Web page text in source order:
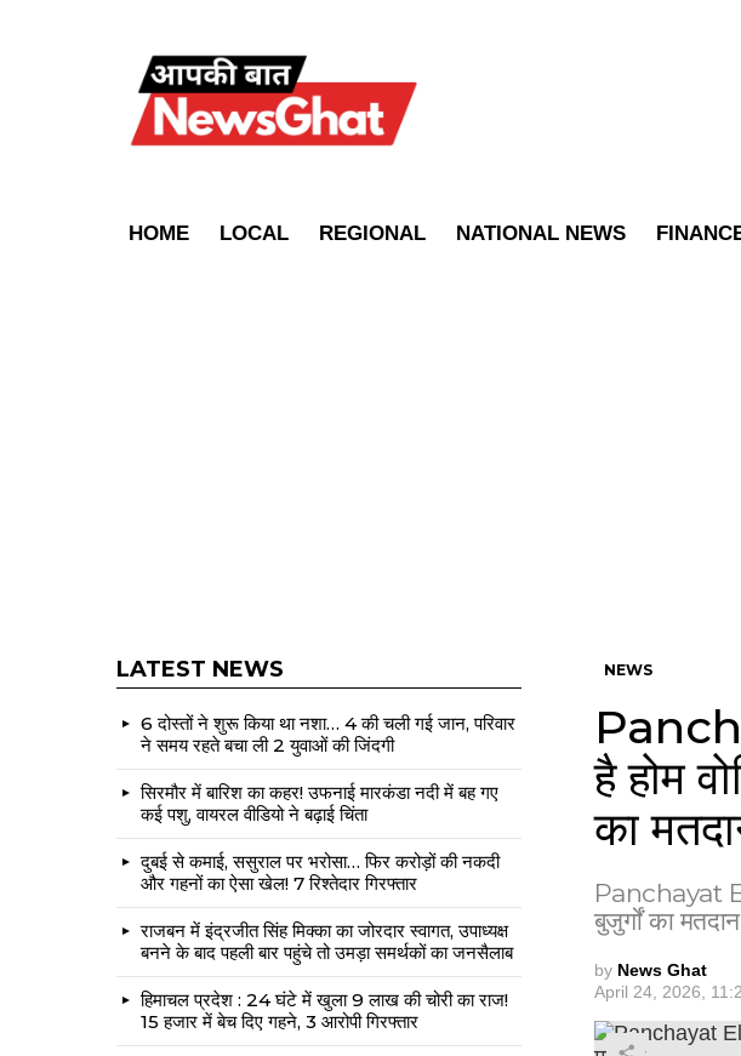
HOME LOCAL REGIONAL NATIONAL NEWS
NEWS
है होम
का
Panchayat
बुजुर्गों का मतदान
by News Ghat
April 24, 2026,
LATEST NEWS
6 दोस्तों ने शुरू किया था नशा… 4 की चली गई जान, परिवार
ने समय रहते बचा ली 2 युवाओं की जिंदगी
सिरमौर में बारिश का कहर! उफनाई मारकंडा नदी में बह गए
कई पशु, वायरल वीडियो ने बढ़ाई चिंता
दुबई से कमाई, ससुराल पर भरोसा… फिर करोड़ों की नकदी
और गहनों का ऐसा खेल! 7 रिश्तेदार गिरफ्तार
राजबन में इंद्रजीत सिंह मिक्का का जोरदार स्वागत, उपाध्यक्ष
बनने के बाद पहली बार पहुंचे तो उमड़ा समर्थकों का जनसैलाब
हिमाचल प्रदेश : 24 घंटे में खुला 9 लाख की चोरी का राज!
15 हजार में बेच दिए गहने, 3 आरोपी गिरफ्तार